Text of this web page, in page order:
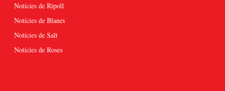
Notícies de Ripoll
Notícies de Blanes
Notícies de Salt
Notícies de Roses